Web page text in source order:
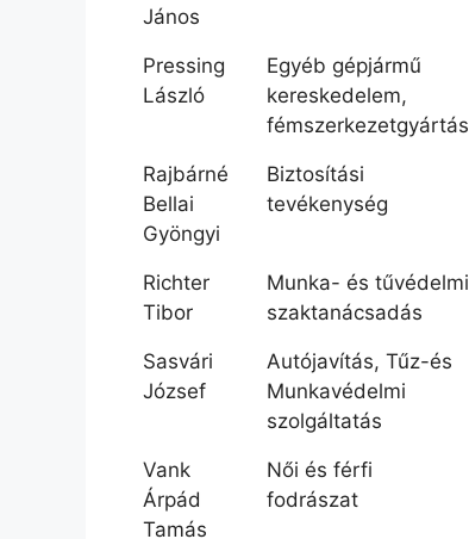
János
Pressing
László
Egyéb gépjármű
kereskedelem,
fémszerkezetgyártás
Rajbárné
Bellai
Gyöngyi
Biztosítási
tevékenység
Richter
Tibor
Munka- és tűvédelmi
szaktanácsadás
Sasvári
József
Autójavítás, Tűz-és
Munkavédelmi
szolgáltatás
Vank
Árpád
Tamás
Női és férfi
fodrászat